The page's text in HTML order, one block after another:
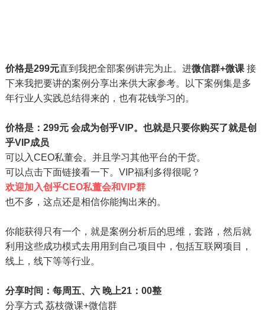
价格是299元直到我把全部案例讲完为止。进微信群+微课接
下来我把要讲的案例分享出来供大家参考。以下案例集是多
年行业人实践总结得来的，也有花钱学习的。
价格是：299元 会成为创乎VIP。也就是只要你购买了就是创
乎VIP成员
可以入CEO私董会。并且学习其他平台的干货。
可以点击下面链接看一下。VIP福利多得很呢？
欢迎加入创乎CEO私董会和VIP群
也不多，这点还是相信你能掏出来的。
你能获得只有一个，就是案例分析后的思维，套路，然后就
利用这些成功模式去用用到自己项目中，包括互联网项目，
线上，线下等等行业。
分享时间：每周五、六 晚上21：00整
分享方式 荔枝微课+微信群